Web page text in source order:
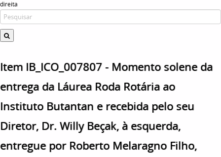
direita
Item IB_ICO_007807 - Momento solene da
entrega da Láurea Roda Rotária ao
Instituto Butantan e recebida pelo seu
Diretor, Dr. Willy Beçak, à esquerda,
entregue por Roberto Melaragno Filho,